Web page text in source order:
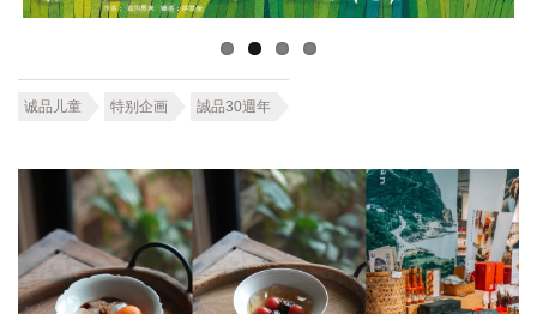
诚品儿童 特别企画 誠品30週年